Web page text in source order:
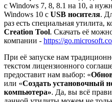
с Windows 7, 8, 8.1 на 10, а
Windows 10 с USB носителя.
раз есть специальная утилита,
Creation Tool. Скачать её
компании - https://
При её запуске нам
текстом лицензионного
предоставит нам выбор: «
или «Создать установочный
компьютера». Да, вы всё